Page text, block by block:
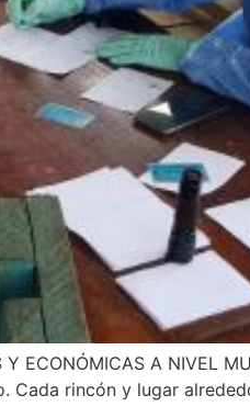
ECONÓMICAS A NIVEL
rincón y lugar